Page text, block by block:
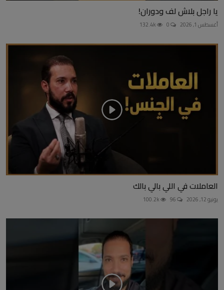
يا راجل بلاش لف ودوران!
أغسطس 1, 2026
العاملات في اللي بالي بالك
يونيو 12, 2026